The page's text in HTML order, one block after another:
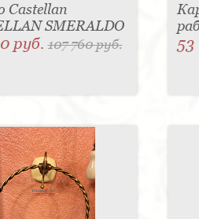
Castellan
SMERALDO
руб.107 760 руб. 53